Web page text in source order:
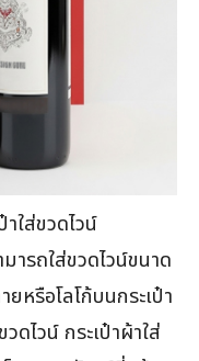
ใส่ขวดไวน์
รถใส่ขวดไวน์ขนาด
หรือโลโก้บนกระเป๋า
ไวน์ กระเป๋าผ้าใส่